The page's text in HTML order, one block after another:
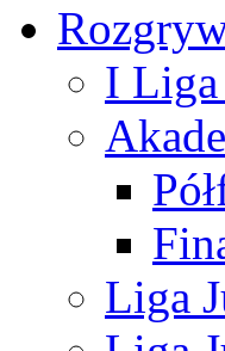
I Liga
Liga